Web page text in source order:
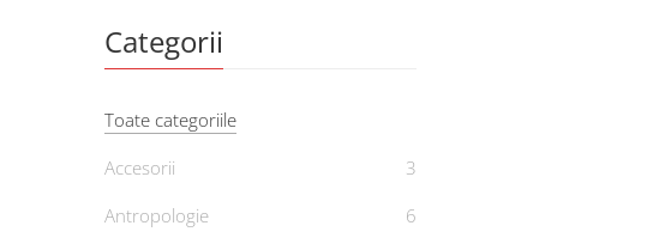
Categorii
Toate categoriile
Accesorii
3
Antropologie
6